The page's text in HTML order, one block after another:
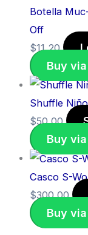
Botella
Off
$11,20
Buy
Shuffle
$50,00
Buy
Casco S-
$300,00
Buy